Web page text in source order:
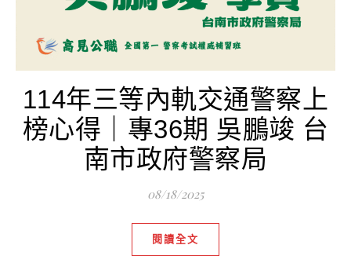
114年三等內軌交通警察上
榜心得｜專36期 吳鵬竣 台
南市政府警察局
08/18/2025
閱讀全文